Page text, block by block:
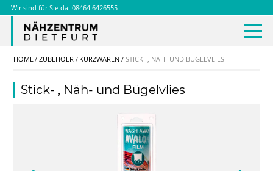
Wir sind für Sie da: 08464 6426555
KONTAKT
HOME ZUBEHOER KURZWAREN STICK- , NÄH- UND BÜGELVLIES
Stick- , Näh- und Bügelvlies